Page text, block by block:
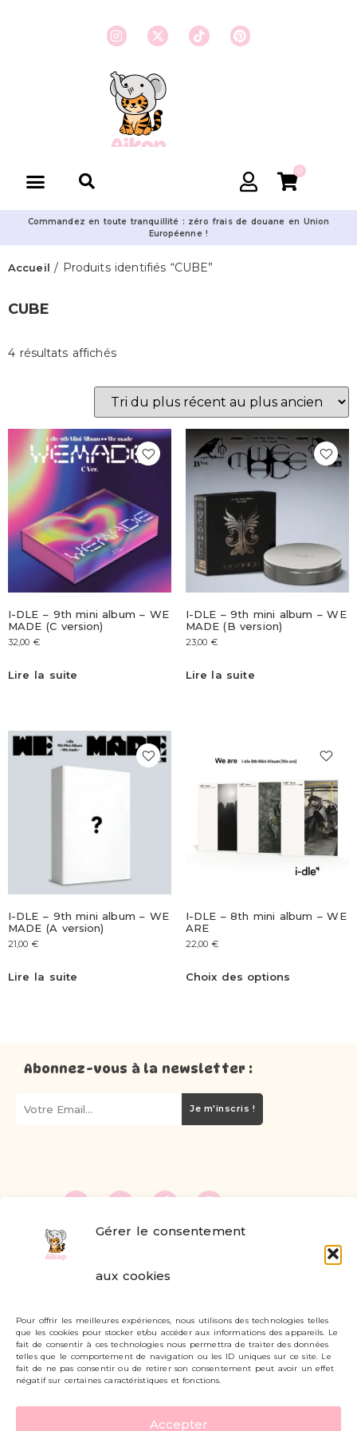
Gérer le consentement
aux cookies
Pour offrir les meilleures expériences, nous utilisons des technologies telles
que les cookies pour stocker et/ou accéder aux informations des appareils. Le
fait de consentir à ces technologies nous permettra de traiter des données
telles que le comportement de navigation ou les ID uniques sur ce site. Le
fait de ne pas consentir ou de retirer son consentement peut avoir un effet
négatif sur certaines caractéristiques et fonctions.
Accepter
0
Commandez en toute tranquillité : zéro frais de douane en Union
Européenne !
Accueil / Produits identifiés “CUBE”
CUBE
4 résultats affichés
I-DLE – 9th mini album – WE
MADE (C version)
32,00 €
Lire la suite
I-DLE – 9th mini album – WE
MADE (B version)
23,00 €
Lire la suite
I-DLE – 9th mini album – WE
MADE (A version)
21,00 €
Lire la suite
I-DLE – 8th mini album – WE
ARE
22,00 €
Choix des options
Abonnez-vous à la newsletter :
Je m'inscris !
Livraisons et retours
Mon compte
Carte cadeau